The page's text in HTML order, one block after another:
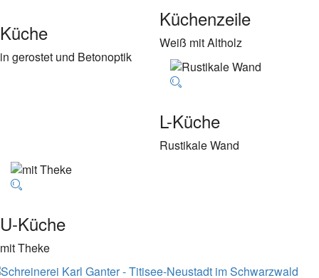
Küche
in gerostet und Betonoptik
Küchenzeile
Weiß mit Altholz
L-Küche
Rustikale Wand
U-Küche
mit Theke